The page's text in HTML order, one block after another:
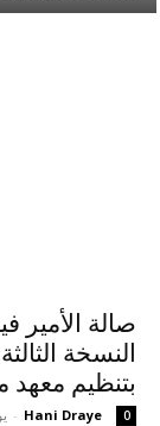
صالة
بتنظيم
Hani Draye
- 0